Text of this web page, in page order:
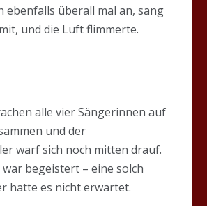
ebenfalls überall mal an, sang
und die Luft flimmerte.
alle vier Sängerinnen auf
und der
warf sich noch mitten drauf.
begeistert – eine solch
hatte es nicht erwartet.